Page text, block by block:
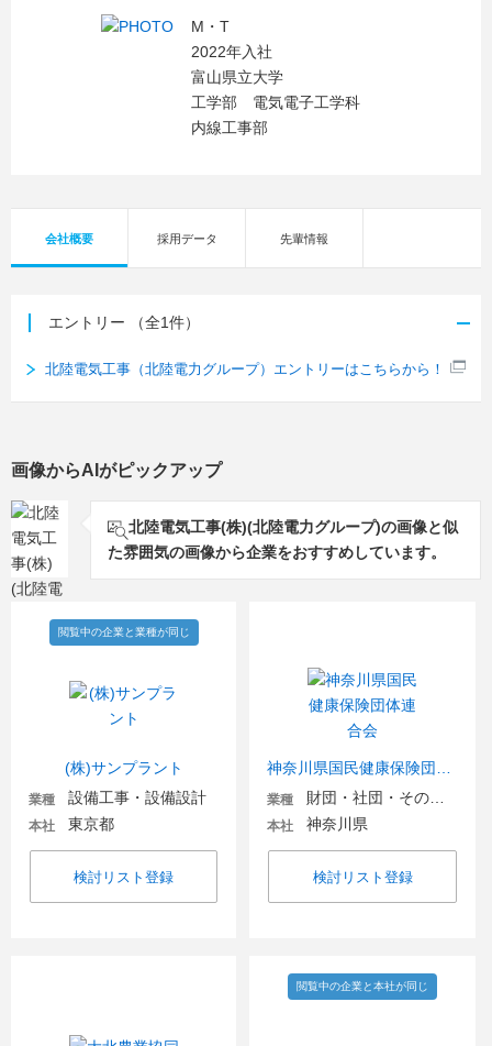
M・T
2022年入社
富山県立大学
工学部 電気電子工学科
内線工事部
会社概要 採用データ 先輩情報
エントリー （全1件）
北陸電気工事（北陸電力グループ）エントリーはこちらから！
画像からAIがピックアップ
北陸電気工事(株)(北陸電力グループ)の画像と似
た雰囲気の画像から企業をおすすめしています。
(株)サンプラント
閲覧中の企業と業種が同じ
業種 設備工事・設備設計
本社 東京都
検討リスト登録
業種
本社 神奈川県
検討リスト登録
閲覧中の企業と本社が同じ